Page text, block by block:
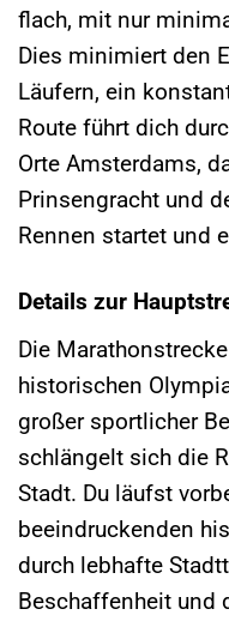
flach, mit nur
Dies minimiert den
Läufern, ein
Route führt dich
Orte Amsterdams,
Prinsengracht und
Rennen startet und
Details zur
Die
historischen
großer sportlicher
schlängelt sich die
Stadt. Du läufst
beeindruckenden
durch lebhafte
Beschaffenheit und